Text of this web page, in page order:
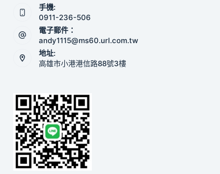
手機:
0911-236-506
電子郵件：
andy1115@ms60.url.com.tw
地址:
高雄市小港港信路88號3樓